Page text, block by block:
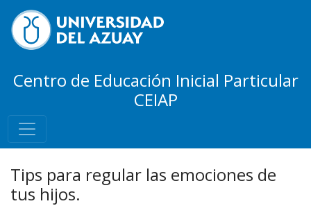
Centro de Educación Inicial Particular
CEIAP
Tips para regular las emociones de
tus hijos.